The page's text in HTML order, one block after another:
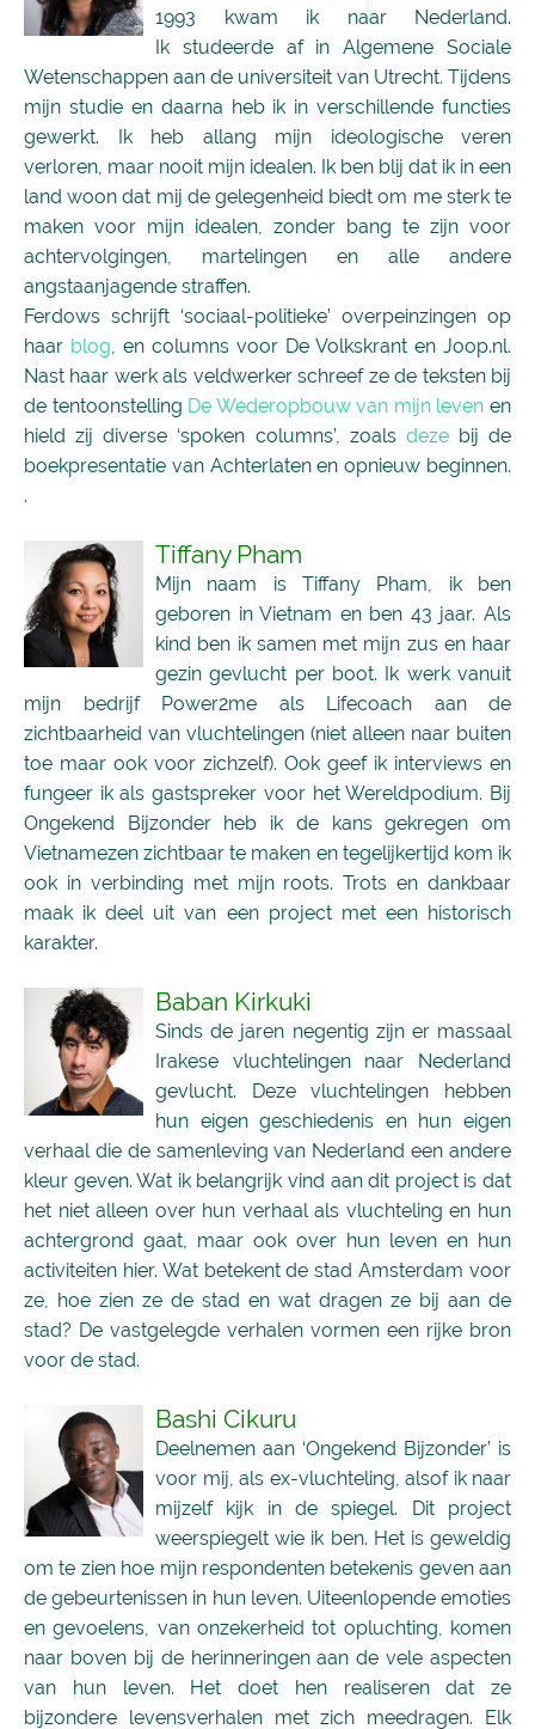
1993 kwam ik naar Nederland.
Ik studeerde af in Algemene Sociale
Wetenschappen aan de universiteit van Utrecht. Tijdens
mijn studie en daarna heb ik in verschillende functies
gewerkt. Ik heb allang mijn ideologische veren
verloren, maar nooit mijn idealen. Ik ben blij dat ik in een
land woon dat mij de gelegenheid biedt om me sterk te
maken voor mijn idealen, zonder bang te zijn voor
achtervolgingen, martelingen en alle andere
angstaanjagende straffen.
Ferdows schrijft ‘sociaal-politieke’ overpeinzingen op
haar blog, en columns voor De Volkskrant en Joop.nl.
Nast haar werk als veldwerker schreef ze de teksten bij
de tentoonstelling De Wederopbouw van mijn leven en
hield zij diverse ‘spoken columns’, zoals dezebij de
boekpresentatie van Achterlaten en opnieuw beginnen.
.
Tiffany Pham
Mijn naam is Tiffany Pham, ik ben
geboren in Vietnam en ben 43 jaar. Als
kind ben ik samen met mijn zus en haar
gezin gevlucht per boot. Ik werk vanuit
mijn bedrijf Power2me als Lifecoach aan de
zichtbaarheid van vluchtelingen (niet alleen naar buiten
toe maar ook voor zichzelf). Ook geef ik interviews en
fungeer ik als gastspreker voor het Wereldpodium. Bij
Ongekend Bijzonder heb ik de kans gekregen om
Vietnamezen zichtbaar te maken en tegelijkertijd kom ik
ook in verbinding met mijn roots. Trots en dankbaar
maak ik deel uit van een project met een historisch
karakter.
Baban Kirkuki
Sinds de jaren negentig zijn er massaal
Irakese vluchtelingen naar Nederland
gevlucht. Deze vluchtelingen hebben
hun eigen geschiedenis en hun eigen
verhaal die de samenleving van Nederland een andere
kleur geven. Wat ik belangrijk vind aan dit project is dat
het niet alleen over hun verhaal als vluchteling en hun
achtergrond gaat, maar ook over hun leven en hun
activiteiten hier. Wat betekent de stad Amsterdam voor
ze, hoe zien ze de stad en wat dragen ze bij aan de
stad? De vastgelegde verhalen vormen een rijke bron
voor de stad.
Bashi Cikuru
Deelnemen aan ‘Ongekend Bijzonder’ is
voor mij, als ex-vluchteling, alsof ik naar
mijzelf kijk in de spiegel. Dit project
weerspiegelt wie ik ben. Het is geweldig
om te zien hoe mijn respondenten betekenis geven aan
de gebeurtenissen in hun leven. Uiteenlopende emoties
en gevoelens, van onzekerheid tot opluchting, komen
naar boven bij de herinneringen aan de vele aspecten
van hun leven. Het doet hen realiseren dat ze
bijzondere levensverhalen met zich meedragen. Elk